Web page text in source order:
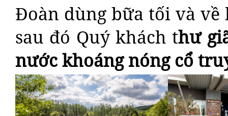
Đoàn dùng bữa tối và về
sau đó Quý khách thư
nước khoáng nóng cổ